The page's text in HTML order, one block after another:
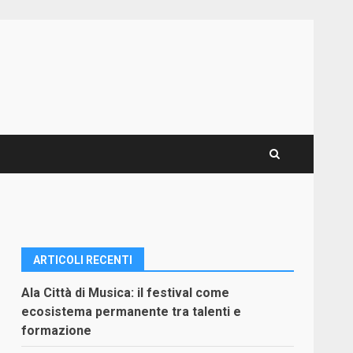
ARTICOLI RECENTI
Ala Città di Musica: il festival come
ecosistema permanente tra talenti e
formazione